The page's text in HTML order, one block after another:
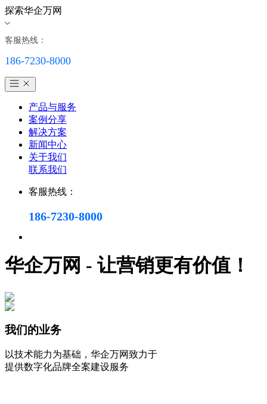
探索华企万网
客服热线：
186-7230-8000
产品与服务
案例分享
解决方案
新闻中心
关于我们
联系我们
客服热线：
186-7230-8000
华企万网 - 让营销更有价值！
我们的业务
以技术能力为基础，华企万网致力于
提供数字化品牌全案建设服务